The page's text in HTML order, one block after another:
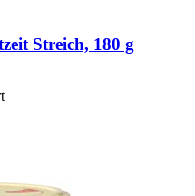
Streich, 180 g